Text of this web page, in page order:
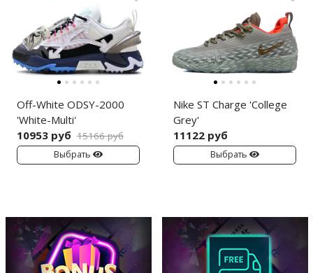
Off-White ODSY-2000
'White-Multi'
10953 руб 15166 руб
Выбрать
Nike ST Charge 'College
Grey'
11122 руб
Выбрать